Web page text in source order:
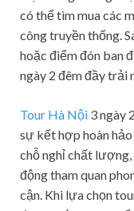
có thể tìm mua các
công truyền thống.
hoặc điểm đón ban
ngày 2 đêm đầy trải
Tour Hà Nội 3 ngày
sự kết hợp hoàn
chỗ nghỉ chất lượng,
động tham quan
cận. Khi lựa chọn